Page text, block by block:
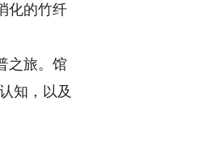
化的竹纤
之旅。馆
知，以及